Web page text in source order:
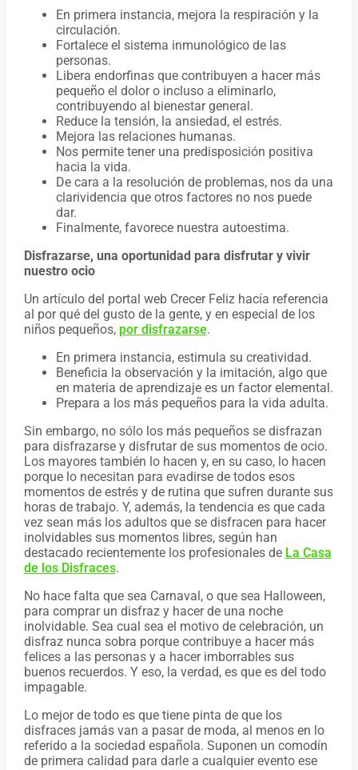
En primera instancia, mejora la respiración y la
circulación.
Fortalece el sistema inmunológico de las
personas.
Libera endorfinas que contribuyen a hacer más
pequeño el dolor o incluso a eliminarlo,
contribuyendo al bienestar general.
Reduce la tensión, la ansiedad, el estrés.
Mejora las relaciones humanas.
Nos permite tener una predisposición positiva
hacia la vida.
De cara a la resolución de problemas, nos da una
clarividencia que otros factores no nos puede
dar.
Finalmente, favorece nuestra autoestima.
Disfrazarse, una oportunidad para disfrutar y vivir
nuestro ocio
Un artículo del portal web Crecer Feliz hacía referencia
al por qué del gusto de la gente, y en especial de los
niños pequeños, por disfrazarse.
En primera instancia, estimula su creatividad.
Beneficia la observación y la imitación, algo que
en materia de aprendizaje es un factor elemental.
Prepara a los más pequeños para la vida adulta.
Sin embargo, no sólo los más pequeños se disfrazan
para disfrazarse y disfrutar de sus momentos de ocio.
Los mayores también lo hacen y, en su caso, lo hacen
porque lo necesitan para evadirse de todos esos
momentos de estrés y de rutina que sufren durante sus
horas de trabajo. Y, además, la tendencia es que cada
vez sean más los adultos que se disfracen para hacer
inolvidables sus momentos libres, según han
destacado recientemente los profesionales de La Casa
de los Disfraces.
No hace falta que sea Carnaval, o que sea Halloween,
para comprar un disfraz y hacer de una noche
inolvidable. Sea cual sea el motivo de celebración, un
disfraz nunca sobra porque contribuye a hacer más
felices a las personas y a hacer imborrables sus
buenos recuerdos. Y eso, la verdad, es que es del todo
impagable.
Lo mejor de todo es que tiene pinta de que los
disfraces jamás van a pasar de moda, al menos en lo
referido a la sociedad española. Suponen un comodín
de primera calidad para darle a cualquier evento ese